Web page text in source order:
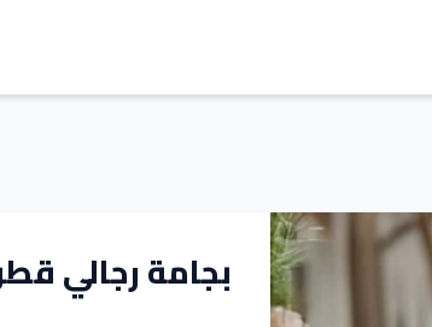
بجامة رجالي